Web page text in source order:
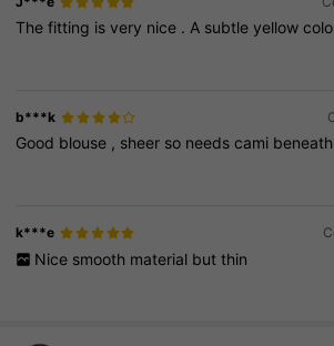
Thefitting isvery nice . A subtleyellow
b***k
Good blouse , sheer so needscami beneath
k***e
Nice smooth material but thin